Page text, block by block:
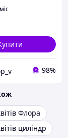
98%
Флора
циліндр